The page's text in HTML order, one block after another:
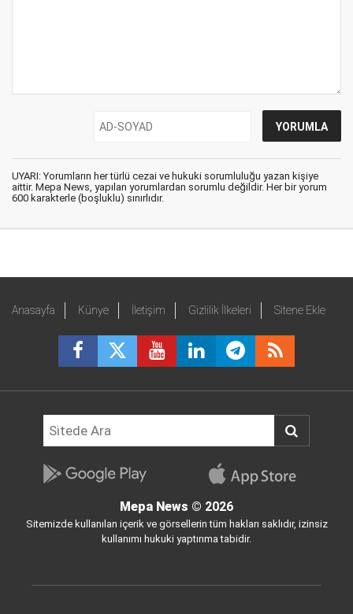
UYARI: Yorumların her türlü cezai ve hukuki sorumluluğu yazan kişiye
aittir. Mepa News, yapılan yorumlardan sorumlu değildir. Her bir yorum
600 karakterle (boşluklu) sınırlıdır.
Anasayfa Künye İletişim Gizlilik İlkeleri Sitene Ekle
Mepa News © 2026
Sitemizde kullanılan içerik ve görsellerin tüm hakları saklıdır, izinsiz
kullanımı hukuki yaptırıma tabidir.